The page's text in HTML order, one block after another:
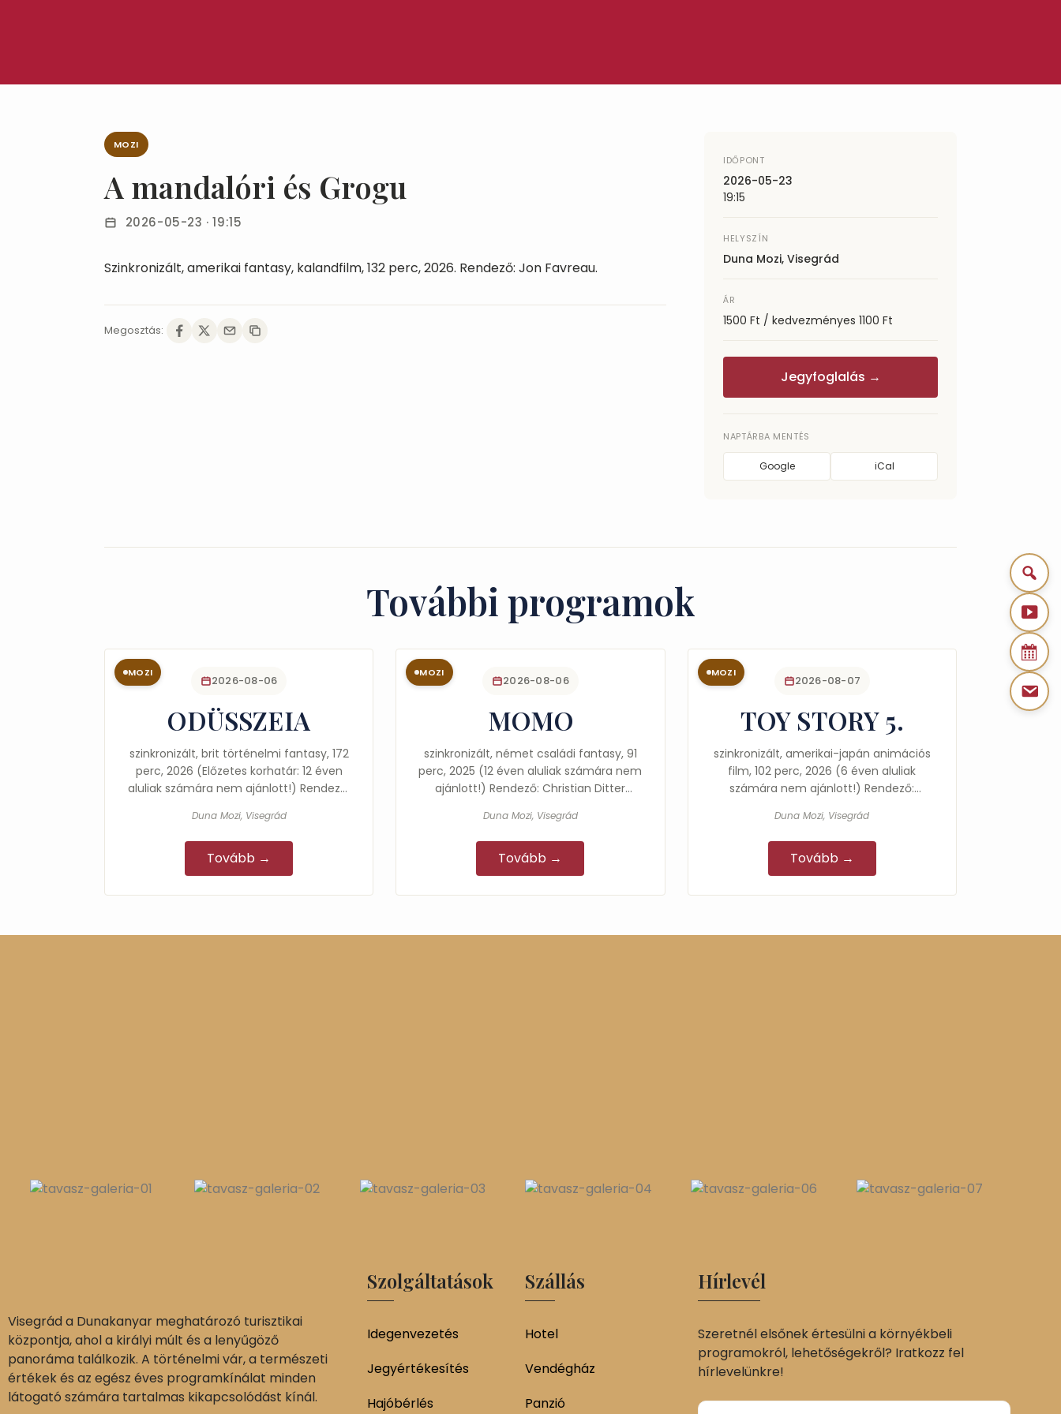
MOZI
A mandalóri és Grogu
2026-05-23 · 19:15
Szinkronizált, amerikai fantasy, kalandfilm, 132 perc, 2026. Rendező: Jon Favreau.
Megosztás:
IDŐPONT
2026-05-23
19:15
HELYSZÍN
Duna Mozi, Visegrád
ÁR
1500 Ft / kedvezményes 1100 Ft
Jegyfoglalás →
NAPTÁRBA MENTÉS
Google iCal
További programok
MOZI
2026-08-06
ODÜSSZEIA
szinkronizált, brit történelmi fantasy, 172
perc, 2026 (Előzetes korhatár: 12 éven
aluliak számára nem ajánlott!) Rendező:
Duna Mozi, Visegrád
Tovább →
MOZI
2026-08-06
MOMO
szinkronizált, német családi fantasy, 91
perc, 2025 (12 éven aluliak számára nem
ajánlott!) Rendező: Christian Ditter
Duna Mozi, Visegrád
Tovább →
MOZI
2026-08-07
TOY STORY 5.
szinkronizált, amerikai-japán animációs
film, 102 perc, 2026 (6 éven aluliak
számára nem ajánlott!) Rendező:
játékok…
Duna Mozi, Visegrád
Tovább →
Visegrád a Dunakanyar meghatározó turisztikai
központja, ahol a királyi múlt és a lenyűgöző
panoráma találkozik. A történelmi vár, a természeti
értékek és az egész éves programkínálat minden
látogató számára tartalmas kikapcsolódást kínál.
Szolgáltatások
Idegenvezetés
Jegyértékesítés
Hajóbérlés
Szállás
Hotel
Vendégház
Panzió
Hírlevél
Szeretnél elsőnek értesülni a környékbeli
programokról, lehetőségekről? Iratkozz fel
hírlevelünkre!